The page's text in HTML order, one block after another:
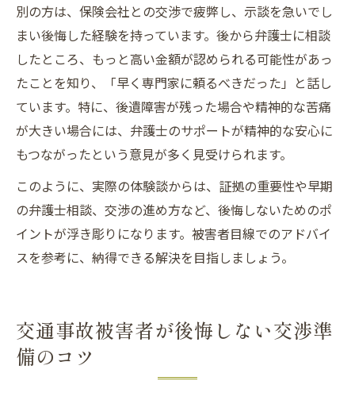
別の方は、保険会社との交渉で疲弊し、示談を急いでし
まい後悔した経験を持っています。後から弁護士に相談
したところ、もっと高い金額が認められる可能性があっ
たことを知り、「早く専門家に頼るべきだった」と話し
ています。特に、後遺障害が残った場合や精神的な苦痛
が大きい場合には、弁護士のサポートが精神的な安心に
もつながったという意見が多く見受けられます。
このように、実際の体験談からは、証拠の重要性や早期
の弁護士相談、交渉の進め方など、後悔しないためのポ
イントが浮き彫りになります。被害者目線でのアドバイ
スを参考に、納得できる解決を目指しましょう。
交通事故被害者が後悔しない交渉準
備のコツ